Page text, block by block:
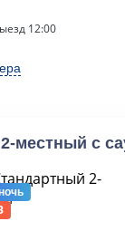
12:00
местный с